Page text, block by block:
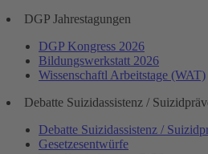
DGP Jahrestagungen
DGP Kongress 2026
Bildungswerkstatt 2026
Wissenschaftl Arbeitstage (WAT)
Debatte Suizidassistenz /
Debatte Suizidassistenz /
Gesetzesentwürfe